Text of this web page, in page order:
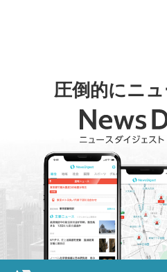
圧倒的にニ